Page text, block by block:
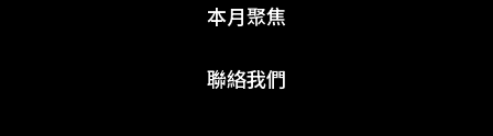
本月聚焦
聯絡我們